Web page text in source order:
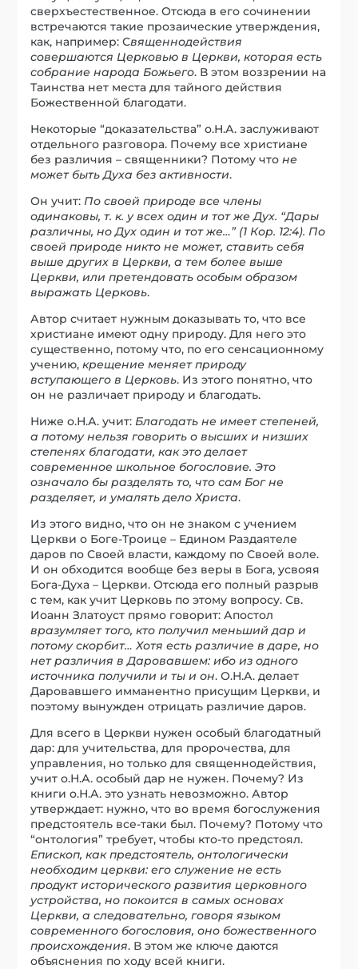
сверхъестественное. Отсюда в его сочинении
встречаются такие прозаические утверждения,
как, например: Священнодействия
совершаются Церковью в Церкви, которая есть
собрание народа Божьего. В этом воззрении на
Таинства нет места для тайного действия
Божественной благодати.
Некоторые “доказательства” о.Н.А. заслуживают
отдельного разговора. Почему все христиане
без различия – священники? Потому чтоне
может быть Духа без активности.
Он учит: По своей природе все члены
одинаковы, т. к. у всех один и тот же Дух. “Дары
различны, но Дух один и тот же…” (1 Кор. 12:4). По
своей природе никто не может, ставить себя
выше других в Церкви, а тем более выше
Церкви, или претендовать особым образом
выражать Церковь.
Автор считает нужным доказывать то, что все
христиане имеют одну природу. Для него это
существенно, потому что, по его сенсационному
учению,крещение меняет природу
вступающего в Церковь. Из этого понятно, что
он не различает природу и благодать.
Ниже о.Н.А. учит: Благодать не имеет степеней,
а потому нельзя говорить о высших и низших
степенях благодати, как это делает
современное школьное богословие. Это
означало бы разделять то, что сам Бог не
разделяет, и умалять дело Христа.
Из этого видно, что он не знаком с учением
Церкви о Боге-Троице – Едином Раздаятеле
даров по Своей власти, каждому по Своей воле.
И он обходится вообще без веры в Бога, усвояя
Бога-Духа – Церкви. Отсюда его полный разрыв
с тем, как учит Церковь по этому вопросу. Св.
Иоанн Златоуст прямо говорит: Апостол
вразумляет того, кто получил меньший дар и
потому скорбит… Хотя есть различие в даре, но
нет различия в Даровавшем: ибо из одного
источника получили и ты и он. О.Н.А. делает
Даровавшего имманентно присущим Церкви, и
поэтому вынужден отрицать различие даров.
Для всего в Церкви нужен особый благодатный
дар: для учительства, для пророчества, для
управления, но только для священнодействия,
учит о.Н.А. особый дар не нужен. Почему? Из
книги о.Н.А. это узнать невозможно. Автор
утверждает: нужно, что во время богослужения
предстоятель все-таки был. Почему? Потому что
“онтология” требует, чтобы кто-то предстоял.
Епископ, как предстоятель, онтологически
необходим церкви: его служение не есть
продукт исторического развития церковного
устройства, но покоится в самых основах
Церкви, а следовательно, говоря языком
современного богословия, оно божественного
происхождения. В этом же ключе даются
объяснения по ходу всей книги.